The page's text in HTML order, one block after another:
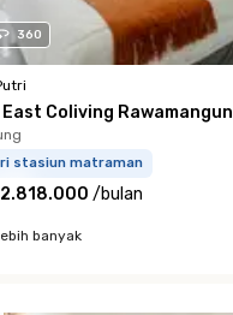
360
Coliving Rawamangun
stasiun matraman
/bulan
banyak